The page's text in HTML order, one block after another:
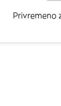
Privremeno